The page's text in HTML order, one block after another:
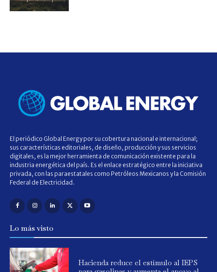
El periódico Global Energy por su cobertura nacional e internacional;
sus características editoriales, de diseño, producción y sus servicios
digitales, es la mejor herramienta de comunicación existente para la
industria energética del país. Es el enlace estratégico entre la iniciativa
privada, con las paraestatales como Petróleos Mexicanos y la Comisión
Federal de Electricidad.
Lo más visto
Hacienda reduce el estímulo al IEPS